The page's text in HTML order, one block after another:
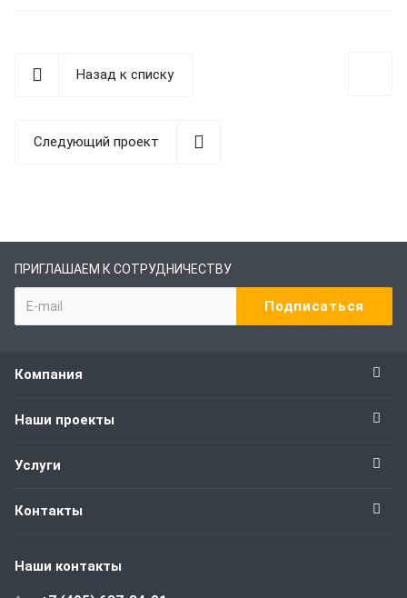
Назад к списку
Следующий проект
ПРИГЛАШАЕМ К СОТРУДНИЧЕСТВУ
Компания
Наши проекты
Услуги
Контакты
Наши контакты